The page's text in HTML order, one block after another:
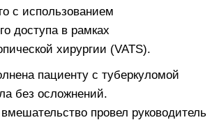
с использованием
доступа в рамках
хирургии (VATS).
пациенту с туберкуломой
без осложнений.
провел руководитель